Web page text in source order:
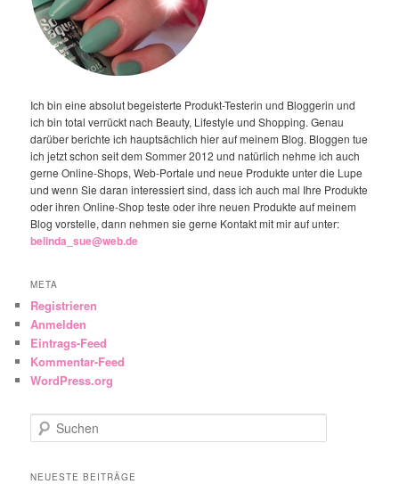
Ich bin eine absolut begeisterte Produkt-Testerin und Bloggerin und
ich bin total verrückt nach Beauty, Lifestyle und Shopping. Genau
darüber berichte ich hauptsächlich hier auf meinem Blog. Bloggen tue
ich jetzt schon seit dem Sommer 2012 und natürlich nehme ich auch
gerne Online-Shops, Web-Portale und neue Produkte unter die Lupe
und wenn Sie daran interessiert sind, dass ich auch mal Ihre Produkte
oder ihren Online-Shop teste oder ihre neuen Produkte auf meinem
Blog vorstelle, dann nehmen sie gerne Kontakt mit mir auf unter:
belinda_sue@web.de
META
Registrieren
Anmelden
Eintrags-Feed
Kommentar-Feed
WordPress.org
Suchen
NEUESTE BEITRÄGE